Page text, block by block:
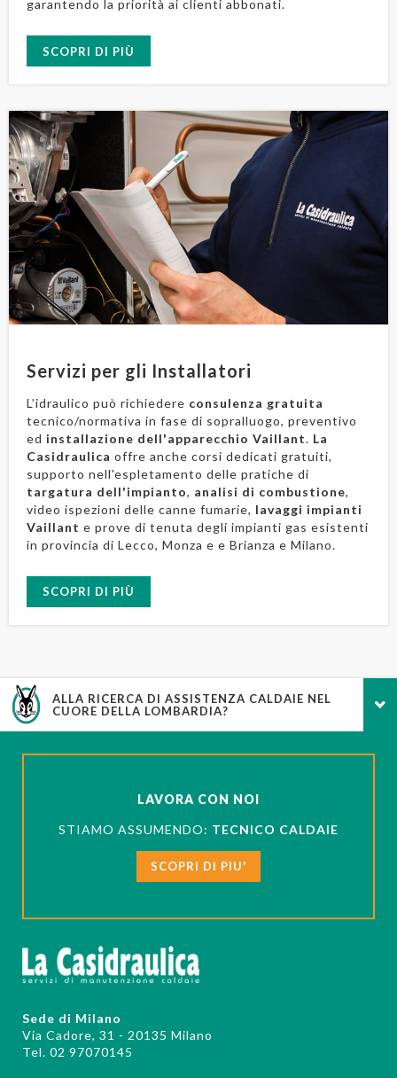
garantendo la priorità ai clienti abbonati.
SCOPRI DI PIÙ
Servizi per gli Installatori
L’idraulico può richiedere consulenza gratuita
tecnico/normativa in fase di sopralluogo, preventivo
ed installazione dell'apparecchio Vaillant. La
Casidraulica offre anche corsi dedicati gratuiti,
supporto nell'espletamento delle pratiche di
targatura dell'impianto, analisi di combustione,
video ispezioni delle canne fumarie, lavaggi impianti
Vaillant e prove di tenuta degli impianti gas esistenti
in provincia di Lecco, Monza e e Brianza e Milano.
SCOPRI DI PIÙ
ALLA RICERCA DI ASSISTENZA CALDAIE NEL
CUORE DELLA LOMBARDIA?
LAVORA CON NOI
STIAMO ASSUMENDO: TECNICO CALDAIE
SCOPRI DI PIU'
Sede di Milano
Via Cadore, 31 - 20135 Milano
Tel. 02 97070145